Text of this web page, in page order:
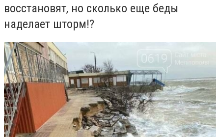
восстановят, но сколько еще беды
наделает шторм!?